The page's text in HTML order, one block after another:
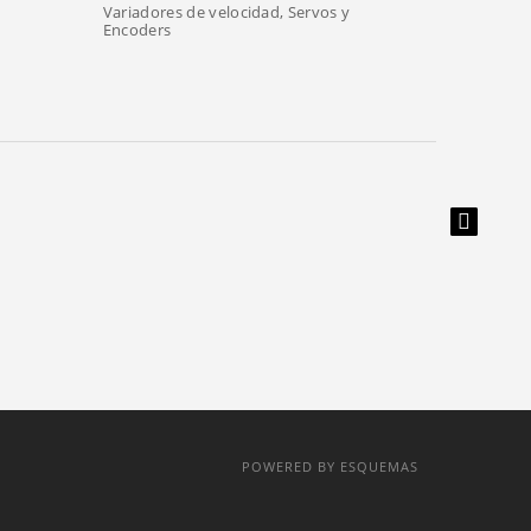
Variadores de velocidad, Servos y
Encoders
POWERED BY ESQUEMAS